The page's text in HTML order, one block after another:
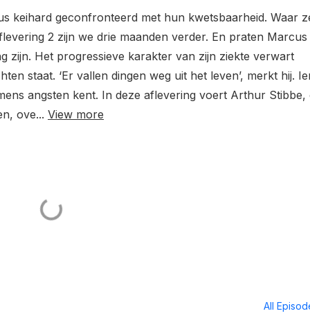
keihard geconfronteerd met hun kwetsbaarheid. Waar
2 zijn we drie maanden verder. En praten Marcus
zijn. Het progressieve karakter van zijn ziekte verwart
staat. ‘Er vallen dingen weg uit het leven’, merkt hij.
angsten kent. In deze aflevering voert Arthur Stibbe,
ove... View more
All